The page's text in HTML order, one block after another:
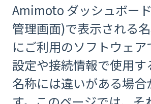
Amimoto ダッシュボー
管理画面)で表示される
にご利用のソフトウェ
設定や接続情報で使用す
名称には違いがある場合